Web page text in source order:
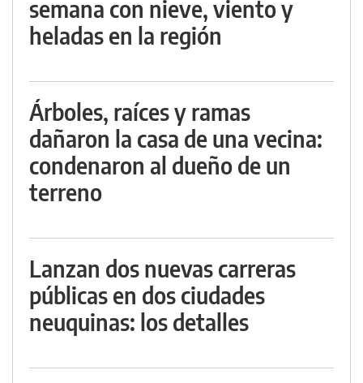
semana con nieve, viento y
heladas en la región
Árboles, raíces y ramas
dañaron la casa de una vecina:
condenaron al dueño de un
terreno
Lanzan dos nuevas carreras
públicas en dos ciudades
neuquinas: los detalles